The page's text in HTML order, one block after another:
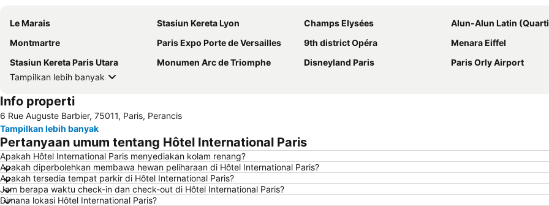
Le Marais Stasiun Kereta Lyon Champs Elysées
Alun-Alun Latin
Montmartre
Paris Expo Porte de Versailles 9th district Opéra
Menara Eiffel
Stasiun Kereta Paris Utara
Monumen Arc de Triomphe Disneyland Paris
Paris Orly Airport
Tampilkan lebih banyak
Info properti
6 Rue Auguste Barbier, 75011, Paris, Perancis
Tampilkan lebih banyak
Pertanyaan umum tentang Hôtel International Paris
Apakah Hôtel International Paris menyediakan kolam renang?
Apakah diperbolehkan membawa hewan peliharaan di Hôtel International Paris?
Apakah tersedia tempat parkir di Hôtel International Paris?
Jam berapa waktu check-in dan check-out di Hôtel International Paris?
Dimana lokasi Hôtel International Paris?